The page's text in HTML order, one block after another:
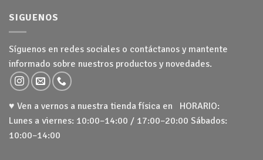
SIGUENOS
Síguenos en redes sociales o contáctanos y mantente
informado sobre nuestros productos y novedades.
♥ Ven a vernos a nuestra tienda física en HORARIO:
Lunes a viernes: 10:00–14:00 / 17:00–20:00 Sábados:
10:00–14:00